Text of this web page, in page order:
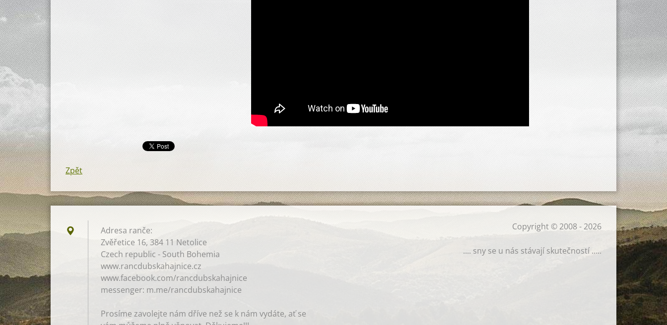
Zpět
Adresa ranče:
Zvěřetice 16, 384 11 Netolice
Czech republic - South Bohemia
www.rancdubskahajnice.cz
www.facebook.com/rancdubskahajnice
messenger: m.me/rancdubskahajnice
Prosíme zavolejte nám dříve než se k nám vydáte, ať se
Copyright © 2008 - 2026
.... sny se u nás stávají skutečností .....